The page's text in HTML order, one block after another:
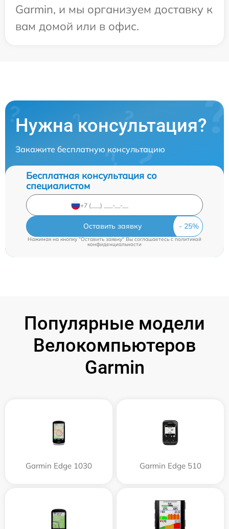
Garmin, и мы организуем доставку к
вам домой или в офис.
Нужна консультация?
Закажите бесплатную консультацию
Бесплатная консультация со
специалистом
Оставить заявку
Нажимая на кнопку "Оставить заявку" Вы соглашаетесь cполитикой
конфиденциальности
Популярные модели
Велокомпьютеров
Garmin
Garmin Edge 1030 Garmin Edge 510